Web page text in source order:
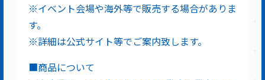
※イベント会場や海外等で販売する場合がありま
す。
※詳細は公式サイト等でご案内致します。
■商品について